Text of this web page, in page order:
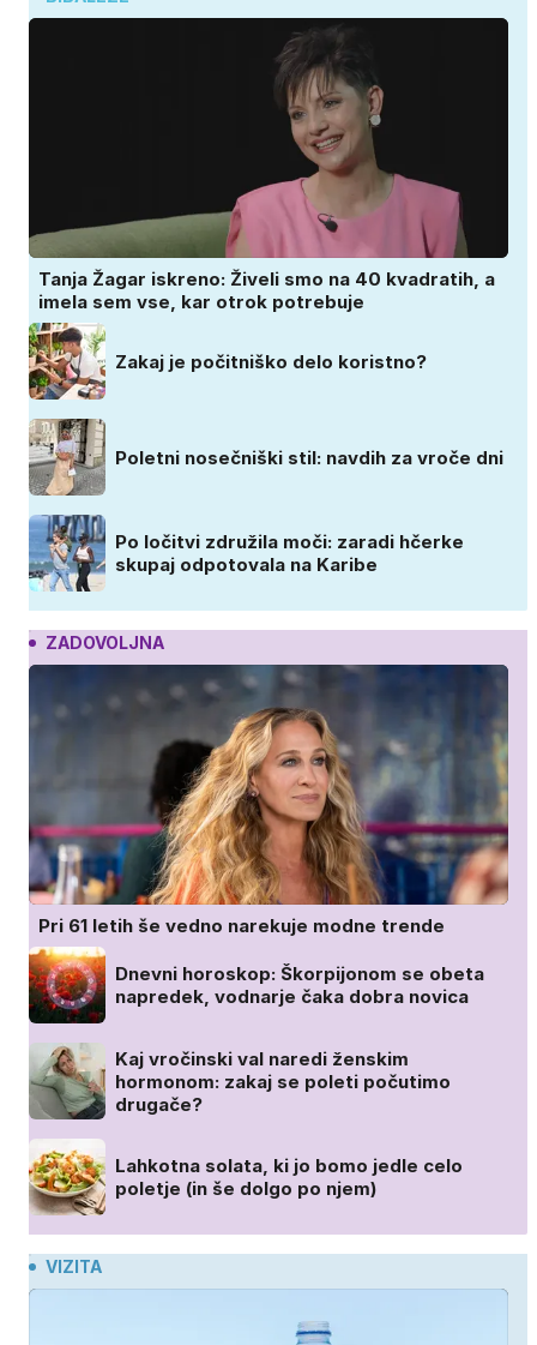
Tanja Žagar iskreno: Živeli smo na 40 kvadratih, a
imela sem vse, kar otrok potrebuje
Zakaj je počitniško delo koristno?
Poletni nosečniški stil: navdih za vroče dni
Po ločitvi združila moči: zaradi hčerke
skupaj odpotovala na Karibe
ZADOVOLJNA
Pri 61 letih še vedno narekuje modne trende
Dnevni horoskop: Škorpijonom se obeta
napredek, vodnarje čaka dobra novica
Kaj vročinski val naredi ženskim
hormonom: zakaj se poleti počutimo
drugače?
Lahkotna solata, ki jo bomo jedle celo
poletje (in še dolgo po njem)
VIZITA